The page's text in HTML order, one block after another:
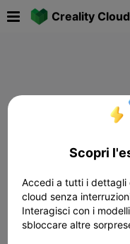
Creality Cloud
Scopri
Accedi a tutti i dettagli
cloud senza
Interagisci con i
sbloccare altre